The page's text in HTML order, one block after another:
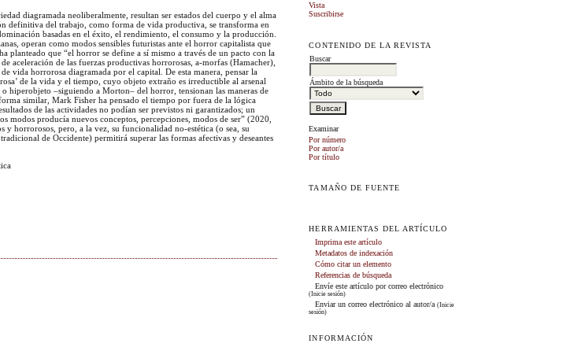
Vista
Suscribirse
CONTENIDO DE LA REVISTA
Buscar
Ámbito de la búsqueda
Examinar
Por número
Por autor/a
Por título
TAMAÑO DE FUENTE
HERRAMIENTAS DEL ARTÍCULO
Imprima este artículo
Metadatos de indexación
Cómo citar un elemento
Referencias de búsqueda
Envíe este artículo por correo electrónico
(Inicie sesión)
Enviar un correo electrónico al autor/a(Inicie
sesión)
INFORMACIÓN
diagramada neoliberalmente, resultan ser estados del cuerpo y el alma
definitiva del trabajo, como forma de vida productiva, se transforma en
basadas en el éxito, el rendimiento, el consumo y la producción.
operan como modos sensibles futuristas ante el horror capitalista que
planteado que “el horror se define a sí mismo a través de un pacto con la
aceleración de las fuerzas productivas horrorosas, a-morfas (Hamacher),
vida horrorosa diagramada por el capital. De esta manera, pensar la
de la vida y el tiempo, cuyo objeto extraño es irreductible al arsenal
hiperobjeto –siguiendo a Morton– del horror, tensionan las maneras de
similar, Mark Fisher ha pensado el tiempo por fuera de la lógica
de las actividades no podían ser previstos ni garantizados; un
modos producía nuevos conceptos, percepciones, modos de ser” (2020,
y horrorosos, pero, a la vez, su funcionalidad no-estética (o sea, su
de Occidente) permitirá superar las formas afectivas y deseantes